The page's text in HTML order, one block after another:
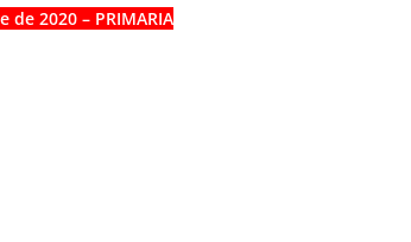
de 2020 – PRIMARIA